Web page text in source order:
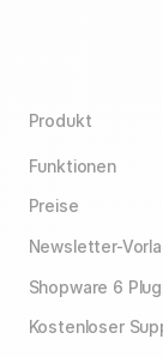
Produkt
Funktionen
Preise
Newsletter-
Shopware 6
Kostenloser